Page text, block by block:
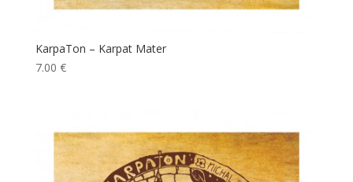
KarpaTon – Karpat Mater
7.00 €